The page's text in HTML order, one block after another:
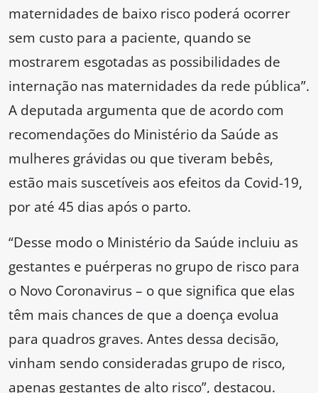
maternidades de baixo risco poderá ocorrer
sem custo para a paciente, quando se
mostrarem esgotadas as possibilidades de
internação nas maternidades da rede pública”.
A deputada argumenta que de acordo com
recomendações do Ministério da Saúde as
mulheres grávidas ou que tiveram bebês,
estão mais suscetíveis aos efeitos da Covid-19,
por até 45 dias após o parto.
“Desse modo o Ministério da Saúde incluiu as
gestantes e puérperas no grupo de risco para
o Novo Coronavirus – o que significa que elas
têm mais chances de que a doença evolua
para quadros graves. Antes dessa decisão,
vinham sendo consideradas grupo de risco,
apenas gestantes de alto risco”, destacou.